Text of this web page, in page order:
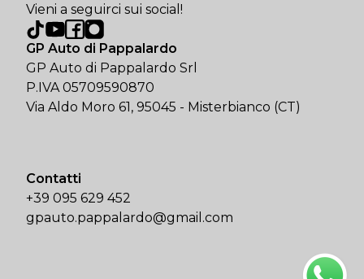
Vieni a seguirci sui social!
GP Auto di Pappalardo
GP Auto di Pappalardo Srl
P.IVA 05709590870
Via Aldo Moro 61, 95045 - Misterbianco (CT)
Contatti
+39 095 629 452
gpauto.pappalardo@gmail.com